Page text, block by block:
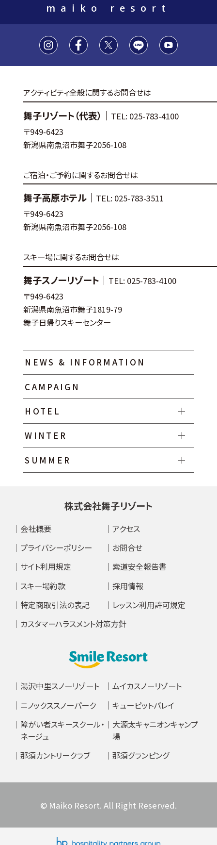
maiko resort
アクティビティ全般に関するお問合せは
舞子リゾート（代表）｜ TEL: 025-783-4100
〒949-6423
新潟県南魚沼市舞子2056-108
ご宿泊・ご予約に関するお問合せは
舞子高原ホテル｜ TEL: 025-783-3511
〒949-6423
新潟県南魚沼市舞子2056-108
スキー場に関するお問合せは
舞子スノーリゾート｜ TEL: 025-783-4100
〒949-6423
新潟県南魚沼市舞子1819-79
舞子日帰りスキーセンター
NEWS & INFORMATION
CAMPAIGN
HOTEL
WINTER
SUMMER
株式会社舞子リゾート
会社概要
プライバシーポリシー
サイト利用規定
スキー場約款
特定商取引法の表記
レッスン利用許可規定
アクセス
お問合せ
索道安全報告書
採用情報
カスタマーハラスメント対策方針
湯沢中里スノーリゾート
ムイカスノーリゾート
ニノックススノーパーク
キューピットバレイ
障がい者スキースクール・
ネージュ
大源太キャニオンキャンプ
場
那須カントリークラブ
那須グランピング
© Maiko Resort. All Right Reserved.